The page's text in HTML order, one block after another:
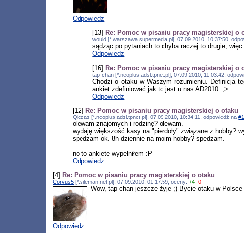
Odpowiedz
[13] Re: Pomoc w pisaniu pracy magisterskiej o
would [*.warszawa.supermedia.pl], 07.09.2010, 10:37:50,
sądząc po pytaniach to chyba raczej to drugie,
Odpowiedz
[16] Re: Pomoc w pisaniu pracy magisterskiej o
tap-chan [*.neoplus.adsl.tpnet.pl], 07.09.2010, 11:03:42,
Chodzi o otaku w Waszym rozumieniu. Definicja
ankiet zdefiniować jak to jest u nas AD2010. ;>
Odpowiedz
[12] Re: Pomoc w pisaniu pracy magisterskiej o otaku
Qlczas [*.neoplus.adsl.tpnet.pl], 07.09.2010, 10:34:11, odpowiedź na#1
olewam znajomych i rodzinę? olewam.
wydaję większość kasy na "pierdoły" związane z hobby?
spędzam ok. 8h dziennie na moim hobby? spędzam.
no to ankietę wypełniłem :P
Odpowiedz
[4] Re: Pomoc w pisaniu pracy magisterskiej o otaku
Corvus5 [*.sileman.net.pl], 07.09.2010, 01:17:59, oceny:+4 -0
Wow, tap-chan jeszcze żyje ;) Bycie otaku w Polsce
Odpowiedz